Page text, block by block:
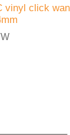
vinyl click